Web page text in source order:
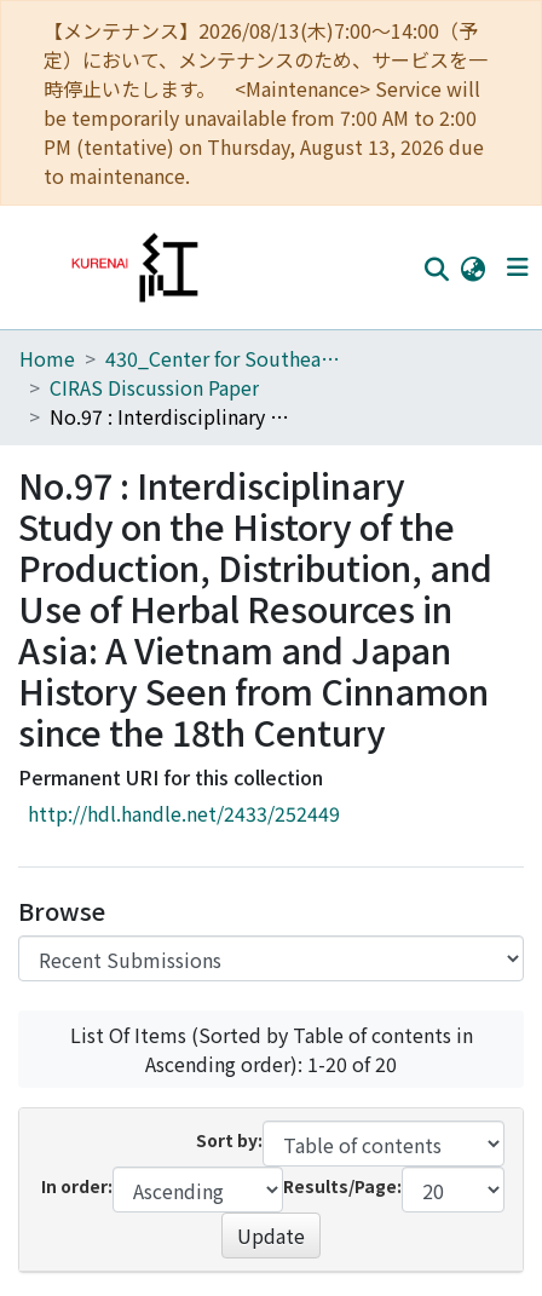
【メンテナンス】2026/08/13(木)7:00～14:00（予
定）において、メンテナンスのため、サービスを一
時停止いたします。 <Maintenance> Service will
be temporarily unavailable from 7:00 AM to 2:00
PM (tentative) on Thursday, August 13, 2026 due
to maintenance.
Home
Communities
Download Ranking
Access Statistics
Library Network
Home
430_Center for Southeast Asian Studies
CIRAS Discussion Paper
No.97 : Interdisciplinary Study on the History of the Production, Distribution, and Use of Herbal Resources in Asia: A Vietnam and Japan History Seen from Cinnamon since the 18th Century
No.97 : Interdisciplinary
Study on the History of the
Production, Distribution, and
Use of Herbal Resources in
Asia: A Vietnam and Japan
History Seen from Cinnamon
since the 18th Century
Permanent URI for this collection
http://hdl.handle.net/2433/252449
Browse
List Of Items (Sorted by Table of contents in
Ascending order): 1-20 of 20
Sort by:
In order:
Results/Page:
Update